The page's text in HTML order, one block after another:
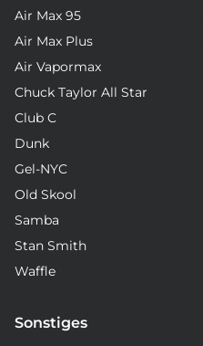
Air Max 95
Air Max Plus
Air Vapormax
Chuck Taylor All Star
Club C
Dunk
Gel-NYC
Old Skool
Samba
Stan Smith
Waffle
Sonstiges